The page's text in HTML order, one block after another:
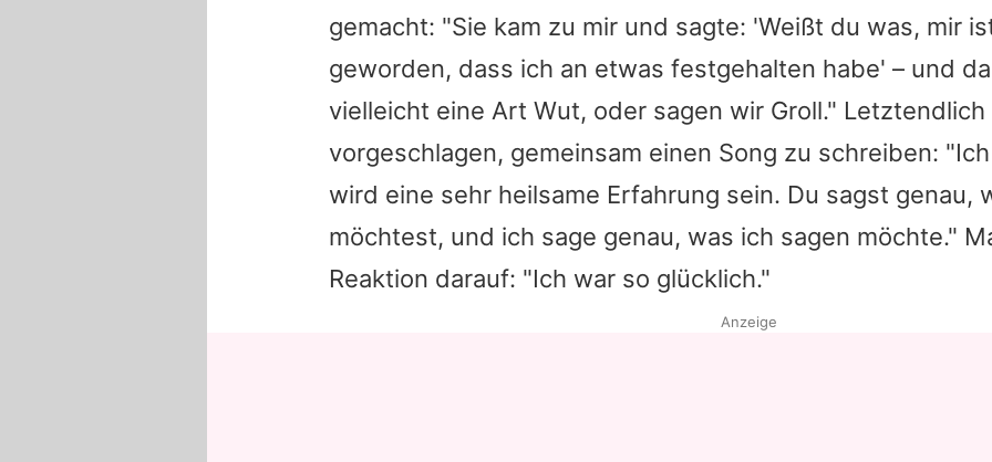
gemacht: "Sie kam zu mir und sagte: 'Weißt du was, mir
geworden, dass ich an etwas festgehalten habe' – und
vielleicht eine Art Wut, oder sagen wir Groll."
vorgeschlagen, gemeinsam einen Song zu schreiben:
wird eine sehr heilsame Erfahrung sein. Du sagst genau,
möchtest, und ich sage genau, was ich sagen möchte."
Reaktion darauf: "Ich war so glücklich."
Anzeige